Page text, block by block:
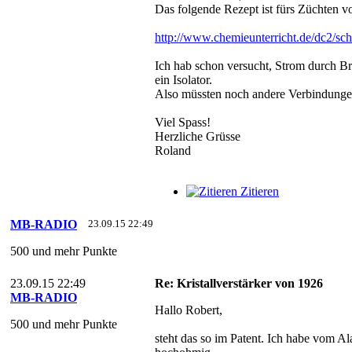
Das folgende Rezept ist fürs Züchten
http://www.chemieunterricht.de/dc2/
Ich hab schon versucht, Strom durch
ein Isolator.
Also müssten noch andere
Viel Spass!
Herzliche Grüsse
Roland
Zitieren
23.09.15 22:49
MB-RADIO
500 und mehr Punkte
23.09.15 22:49
MB-RADIO
500 und mehr Punkte
Re: Kristallverstärker von 1926
Hallo Robert,
steht das so im Patent. Ich habe vom